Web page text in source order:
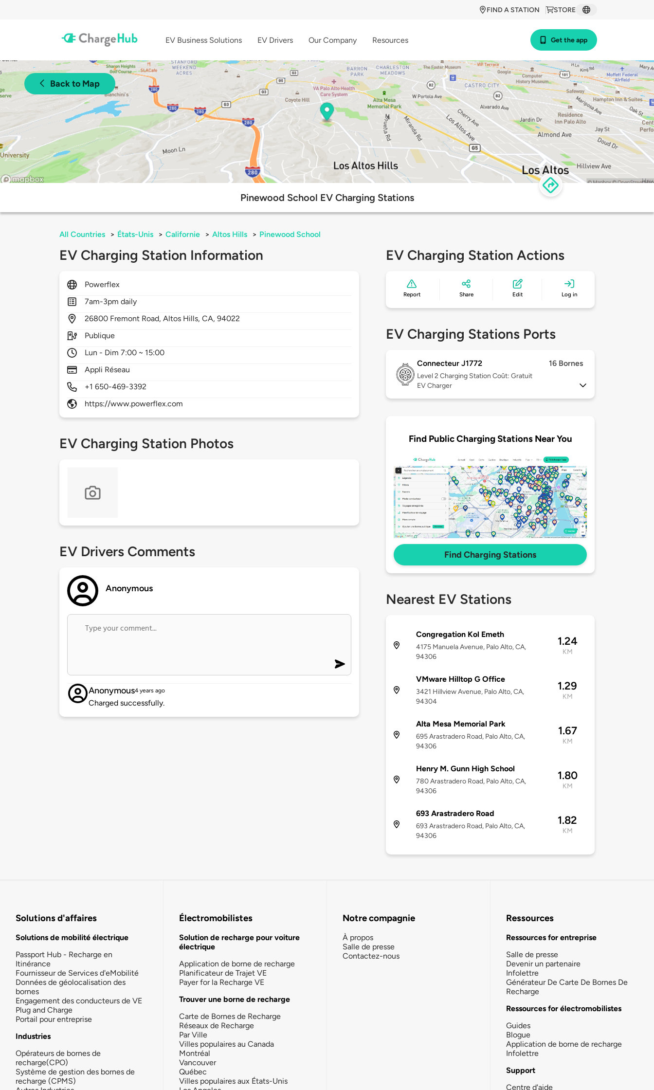
STORE
FIND A STATION
EV Business Solutions EV Drivers Our Company Resources Get the app
Back to Map
Pinewood School EV Charging Stations
All Countries > États-Unis > Californie > Altos Hills > Pinewood School
EV Charging Station Information
Powerflex
7am-3pm daily
26800 Fremont Road,Altos Hills,CA,94022
Publique
Lun - Dim 7:00 ~ 15:00
Appli Réseau
+1 650-469-3392
https://www.powerflex.com
EV Charging Station Photos
EV Drivers Comments
Anonymous
Anonymous4 years ago
Charged successfully.
EV Charging Station Actions
Report Share Edit Log in
EV Charging Stations Ports
Connecteur J1772 16 Bornes
Level 2 Charging Station Coût: Gratuit
EV Charger
Find Public Charging Stations Near You
Find Charging Stations
Nearest EV Stations
Congregation Kol Emeth
4175 Manuela Avenue, Palo Alto, CA,
94306
1.24
KM
VMware Hilltop G Office
3421 Hillview Avenue, Palo Alto, CA,
94304
1.29
KM
Alta Mesa Memorial Park
695 Arastradero Road, Palo Alto, CA,
94306
1.67
KM
Henry M. Gunn High School
780 Arastradero Road, Palo Alto, CA,
94306
1.80
KM
693 Arastradero Road
693 Arastradero Road, Palo Alto, CA,
94306
1.82
KM
Solutions d'affaires
Solutions de mobilité électrique
Passport Hub - Recharge en
Itinérance
Fournisseur de Services d'eMobilité
Données de géolocalisation des
bornes
Engagement des conducteurs de VE
Plug and Charge
Portail pour entreprise
Industries
Opérateurs de bornes de
recharge(CPO)
Système de gestion des bornes de
recharge (CPMS)
Électromobilistes
Solution de recharge pour voiture
électrique
Application de borne de recharge
Planificateur de Trajet VE
Payer for la Recharge VE
Trouver une borne de recharge
Carte de Bornes de Recharge
Réseaux de Recharge
Par Ville
Villes populaires au Canada
Montréal
Vancouver
Québec
Villes populaires aux États-Unis
Notre compagnie
À propos
Salle de presse
Contactez-nous
Ressources
Ressources for entreprise
Salle de presse
Devenir un partenaire
Infolettre
Générateur De Carte De Bornes De
Recharge
Ressources for électromobilistes
Guides
Blogue
Application de borne de recharge
Infolettre
Support
Centre d'aide